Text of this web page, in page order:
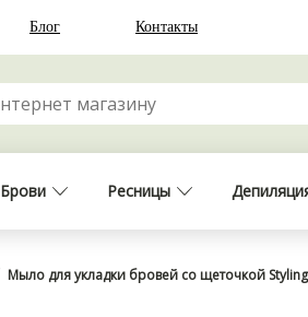
Мыло для укладки бровей со щеточкой
Блог Контакты
Брови Ресницы